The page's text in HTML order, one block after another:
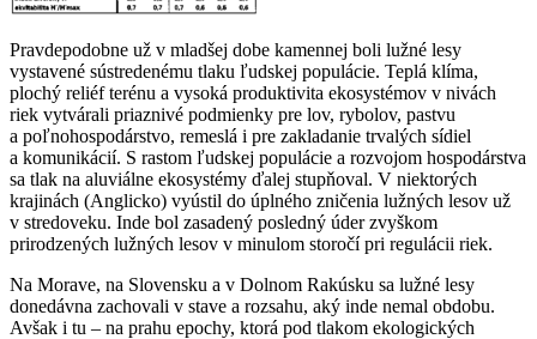
Pravdepodobne už v mladšej dobe kamennej boli lužné lesy
vystavené sústredenému tlaku ľudskej populácie. Teplá klíma,
plochý reliéf terénu a vysoká produktivita ekosystémov v nivách
riek vytvárali priaznivé podmienky pre lov, rybolov, pastvu
a poľnohospodárstvo, remeslá i pre zakladanie trvalých sídiel
a komunikácií. S rastom ľudskej populácie a rozvojom hospodárstva
sa tlak na aluviálne ekosystémy ďalej stupňoval. V niektorých
krajinách (Anglicko) vyústil do úplného zničenia lužných lesov už
v stredoveku. Inde bol zasadený posledný úder zvyškom
prirodzených lužných lesov v minulom storočí pri regulácii riek.
Na Morave, na Slovensku a v Dolnom Rakúsku sa lužné lesy
donedávna zachovali v stave a rozsahu, aký inde nemal obdobu.
Avšak i tu – na prahu epochy, ktorá pod tlakom ekologických